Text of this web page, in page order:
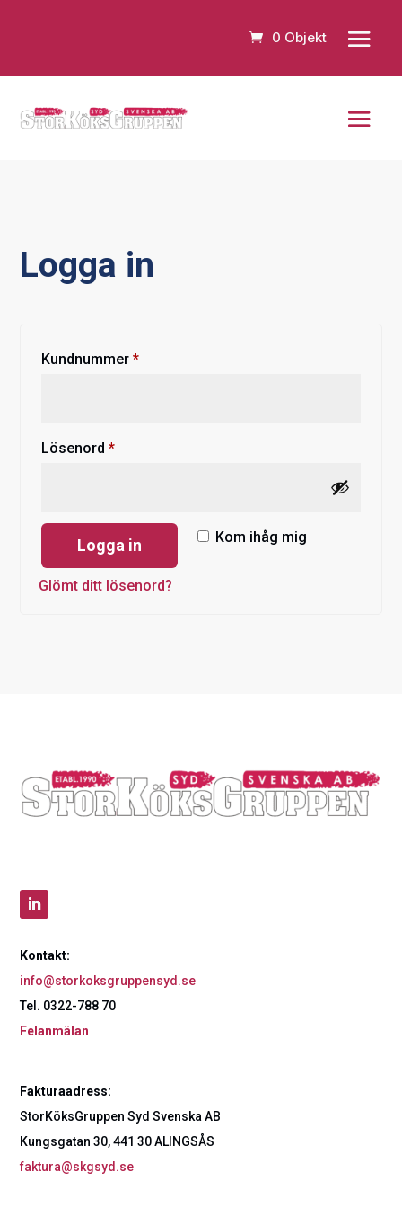
0 Objekt
Logga in
Kundnummer*Obligatoriskt
Lösenord*Obligatoriskt
Kom ihåg mig
Logga in
Glömt ditt lösenord?
Kontakt:
info@storkoksgruppensyd.se
Tel. 0322-788 70
Felanmälan
Fakturaadress:
StorKöksGruppen Syd Svenska AB
Kungsgatan 30, 441 30 ALINGSÅS
faktura@skgsyd.se